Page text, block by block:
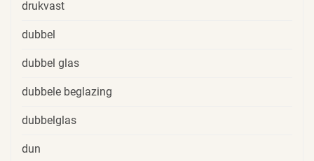
drukvast
dubbel
dubbel glas
dubbele beglazing
dubbelglas
dun